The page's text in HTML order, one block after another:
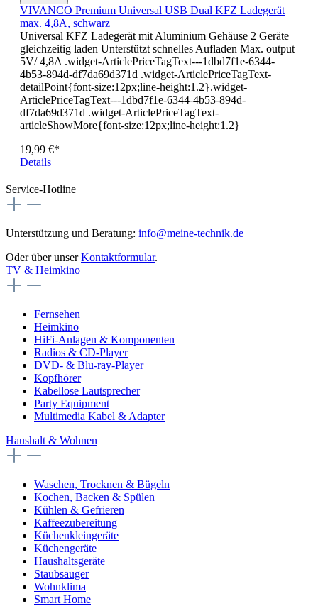
VIVANCO Premium Universal USB Dual KFZ Ladegerät
max. 4,8A, schwarz
Universal KFZ Ladegerät mit Aluminium Gehäuse 2 Geräte
gleichzeitig laden Unterstützt schnelles Aufladen Max. output
5V/ 4,8A .widget-ArticlePriceTagText---1dbd7f1e-6344-
4b53-894d-df7da69d371d .widget-ArticlePriceTagText-
detailPoint{font-size:12px;line-height:1.2}.widget-
ArticlePriceTagText---1dbd7f1e-6344-4b53-894d-
df7da69d371d .widget-ArticlePriceTagText-
articleShowMore{font-size:12px;line-height:1.2}
19,99 €*
Details
Service-Hotline
Unterstützung und Beratung: info@meine-technik.de
Oder über unserKontaktformular.
TV & Heimkino
Fernsehen
Heimkino
HiFi-Anlagen & Komponenten
Radios & CD-Player
DVD- & Blu-ray-Player
Kopfhörer
Kabellose Lautsprecher
Party Equipment
Multimedia Kabel & Adapter
Haushalt & Wohnen
Waschen, Trocknen & Bügeln
Kochen, Backen & Spülen
Kühlen & Gefrieren
Kaffeezubereitung
Küchenkleingeräte
Küchengeräte
Haushaltsgeräte
Staubsauger
Wohnklima
Smart Home